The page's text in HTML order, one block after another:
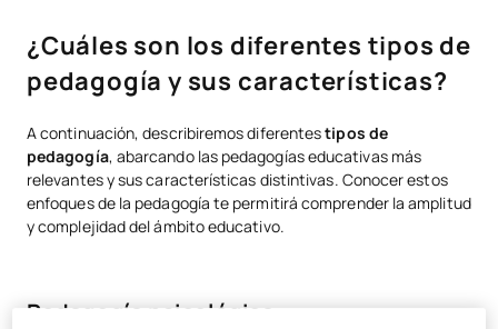
¿Cuáles son los diferentes tipos de
pedagogía y sus características?
A continuación, describiremos diferentestipos de
pedagogía, abarcando las pedagogías educativas más
relevantes y sus características distintivas. Conocer estos
enfoques de la pedagogía te permitirá comprender la amplitud
y complejidad del ámbito educativo.
Pedagogía psicológica